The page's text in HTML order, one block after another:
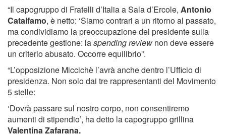
“Il capogruppo di Fratelli d’Italia a Sala d’Ercole, Antonio
Catalfamo, è netto: ‘Siamo contrari a un ritorno al passato,
ma condividiamo la preoccupazione del presidente sulla
precedente gestione: laspending review non deve essere
un criterio abusato. Occorre equilibrio”.
“L’opposizione Miccichè l’avrà anche dentro l’Ufficio di
presidenza. Non solo dai tre rappresentanti del Movimento
5 stelle:
‘Dovrà passare sul nostro corpo, non consentiremo
aumenti di stipendio’, ha detto la capogruppo grillina
Valentina Zafarana.